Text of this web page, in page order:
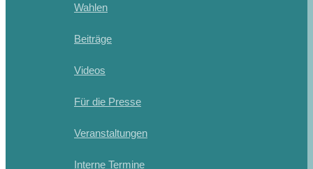
Wahlen
Beiträge
Videos
Für die Presse
Veranstaltungen
Interne Termine